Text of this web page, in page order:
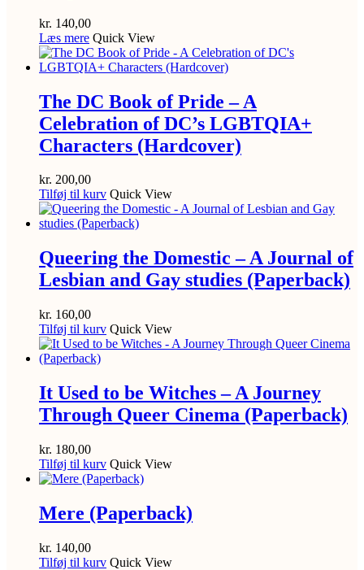
kr. 140,00
Læs mere Quick View
The DC Book of Pride – A
Celebration of DC’s LGBTQIA+
Characters (Hardcover)
kr. 200,00
Tilføj til kurv Quick View
Queering the Domestic – A Journal of
Lesbian and Gay studies (Paperback)
kr. 160,00
Tilføj til kurv Quick View
It Used to be Witches – A Journey
Through Queer Cinema (Paperback)
kr. 180,00
Tilføj til kurv Quick View
Mere (Paperback)
kr. 140,00
Tilføj til kurv Quick View